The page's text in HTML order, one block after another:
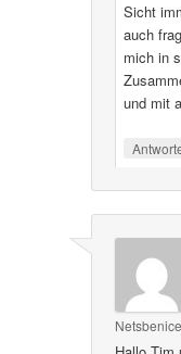
Sicht
auch
mich in
und mit
Netsbenice